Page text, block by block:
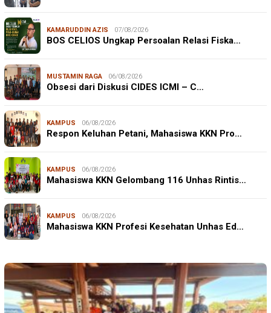
KAMARUDDIN AZIS 07/08/2026
BOS CELIOS Ungkap Persoalan Relasi Fiska…
MUSTAMIN RAGA 06/08/2026
Obsesi dari Diskusi CIDES ICMI – C…
KAMPUS 06/08/2026
Respon Keluhan Petani, Mahasiswa KKN Pro…
KAMPUS 06/08/2026
Mahasiswa KKN Gelombang 116 Unhas Rintis…
KAMPUS 06/08/2026
Mahasiswa KKN Profesi Kesehatan Unhas Ed…